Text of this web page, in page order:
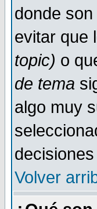
donde
evitar que
topic) o
de tema
algo muy
Volver